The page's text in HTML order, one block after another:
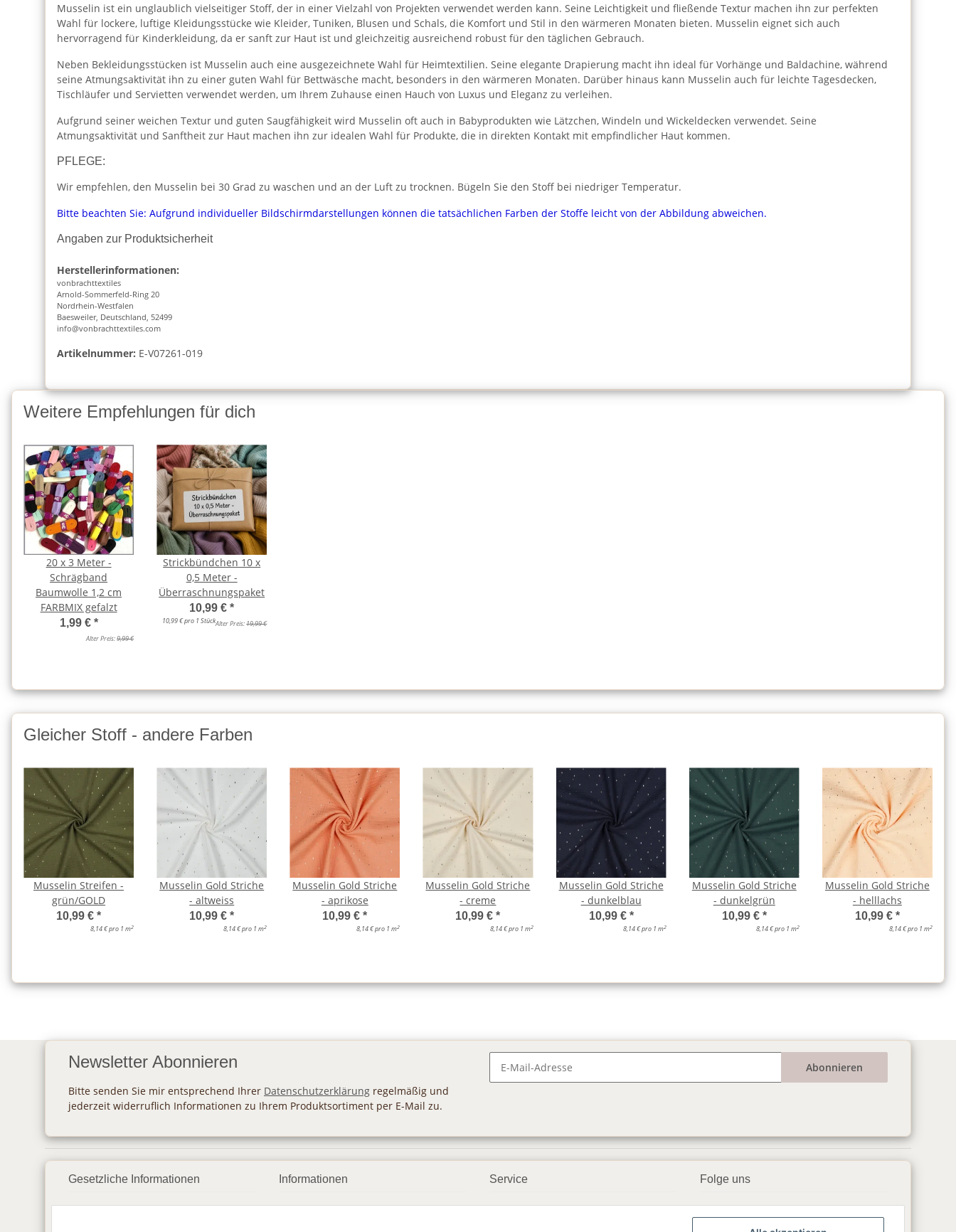
Musselin ist ein unglaublich vielseitiger Stoff, der in einer Vielzahl von Projekten verwendet werden kann. Seine Leichtigkeit und fließende Textur machen ihn zur perfekten
Wahl für lockere, luftige Kleidungsstücke wie Kleider, Tuniken, Blusen und Schals, die Komfort und Stil in den wärmeren Monaten bieten. Musselin eignet sich auch
hervorragend für Kinderkleidung, da er sanft zur Haut ist und gleichzeitig ausreichend robust für den täglichen Gebrauch.
Neben Bekleidungsstücken ist Musselin auch eine ausgezeichnete Wahl für Heimtextilien. Seine elegante Drapierung macht ihn ideal für Vorhänge und Baldachine, während
seine Atmungsaktivität ihn zu einer guten Wahl für Bettwäsche macht, besonders in den wärmeren Monaten. Darüber hinaus kann Musselin auch für leichte Tagesdecken,
Tischläufer und Servietten verwendet werden, um Ihrem Zuhause einen Hauch von Luxus und Eleganz zu verleihen.
Aufgrund seiner weichen Textur und guten Saugfähigkeit wird Musselin oft auch in Babyprodukten wie Lätzchen, Windeln und Wickeldecken verwendet. Seine
Atmungsaktivität und Sanftheit zur Haut machen ihn zur idealen Wahl für Produkte, die in direkten Kontakt mit empfindlicher Haut kommen.
PFLEGE:
Wir empfehlen, den Musselin bei 30 Grad zu waschen und an der Luft zu trocknen. Bügeln Sie den Stoff bei niedriger Temperatur.
Bitte beachten Sie: Aufgrund individueller Bildschirmdarstellungen können die tatsächlichen Farben der Stoffe leicht von der Abbildung abweichen.
Angaben zur Produktsicherheit
Herstellerinformationen:
vonbrachttextiles
Arnold-Sommerfeld-Ring 20
Nordrhein-Westfalen
Baesweiler, Deutschland, 52499
info@vonbrachttextiles.com
Artikelnummer: E-V07261-019
Weitere Empfehlungen für dich
20 x 3 Meter -
Schrägband
Baumwolle 1,2 cm
FARBMIX gefalzt
1,99 € *
Alter Preis:9,99 €
Strickbündchen 10 x
0,5 Meter -
Überraschnungspaket
10,99 €*
10,99 € pro 1 StückAlter Preis:19,99 €
Gleicher Stoff - andere Farben
Musselin Streifen -
grün/GOLD
10,99 €*
8,14 € pro 1 m2
Musselin Gold Striche
- altweiss
10,99 €*
8,14 € pro 1 m2
Musselin Gold Striche
- aprikose
10,99 €*
8,14 € pro 1 m2
Musselin Gold Striche
- creme
10,99 €*
8,14 € pro 1 m2
Musselin Gold Striche
- dunkelblau
10,99 € *
8,14 € pro 1 m2
Musselin Gold Striche
- dunkelgrün
10,99 € *
8,14 € pro 1 m2
Musselin Gold Striche
- helllachs
10,99 € *
8,14 € pro 1 m2
Newsletter Abonnieren
Bitte senden Sie mir entsprechend Ihrer Datenschutzerklärung regelmäßig und
jederzeit widerruflich Informationen zu Ihrem Produktsortiment per E-Mail zu.
Abonnieren
Gesetzliche Informationen Informationen Service Folge uns
▶️ YouTube